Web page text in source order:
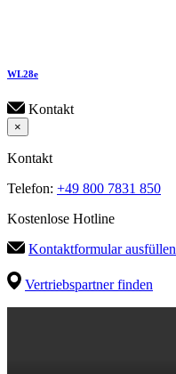
WL28e
Kontakt
×
Kontakt
Telefon: +49 800 7831 850
Kostenlose Hotline
Kontaktformular ausfüllen
Vertriebspartner finden